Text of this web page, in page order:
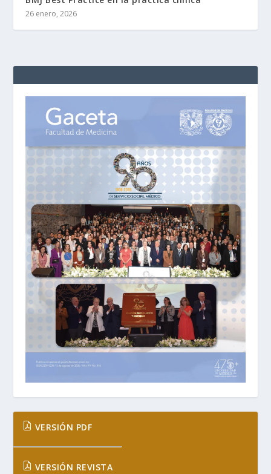
26 enero, 2026
VERSIÓN PDF
VERSIÓN REVISTA